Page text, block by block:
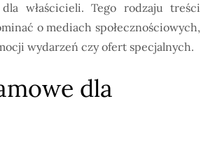
właścicieli. Tego rodzaju treści
o mediach społecznościowych,
wydarzeń czy ofert specjalnych.
dla